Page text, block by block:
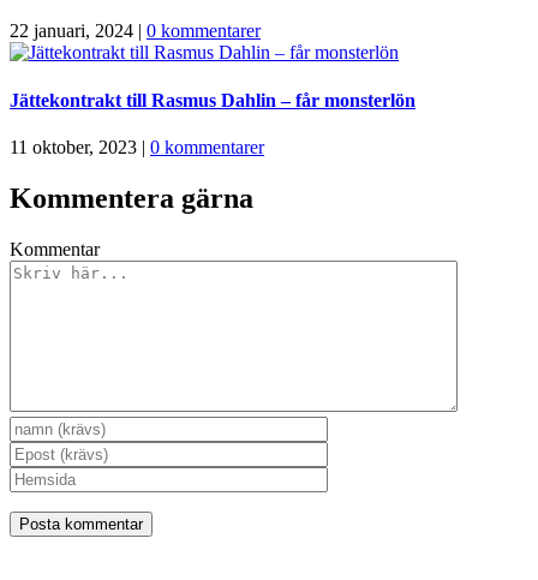
22 januari, 2024 0 kommentarer
Jättekontrakt till Rasmus Dahlin – får monsterlön
11 oktober, 2023 | 0 kommentarer
Kommentera gärna
Kommentar